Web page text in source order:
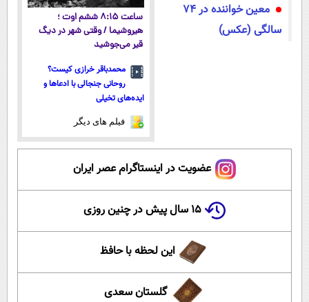
معین خواننده در 74
سالگی (عکس)
ساعت ۸:۱۵ ششم اوت ؛
هیروشیما / وقتی شهر در دیگ
قیر می‌جوشید
محمدباقر خرازی کیست؟
روحانی جنجالی با ادعاها و
ایده‌های تخیلی
فیلم های دیگر
عضویت در اینستاگرام عصر ایران
۱۵ سال پیش در چنین روزی
این لحظه با حافظ
گلستان سعدی